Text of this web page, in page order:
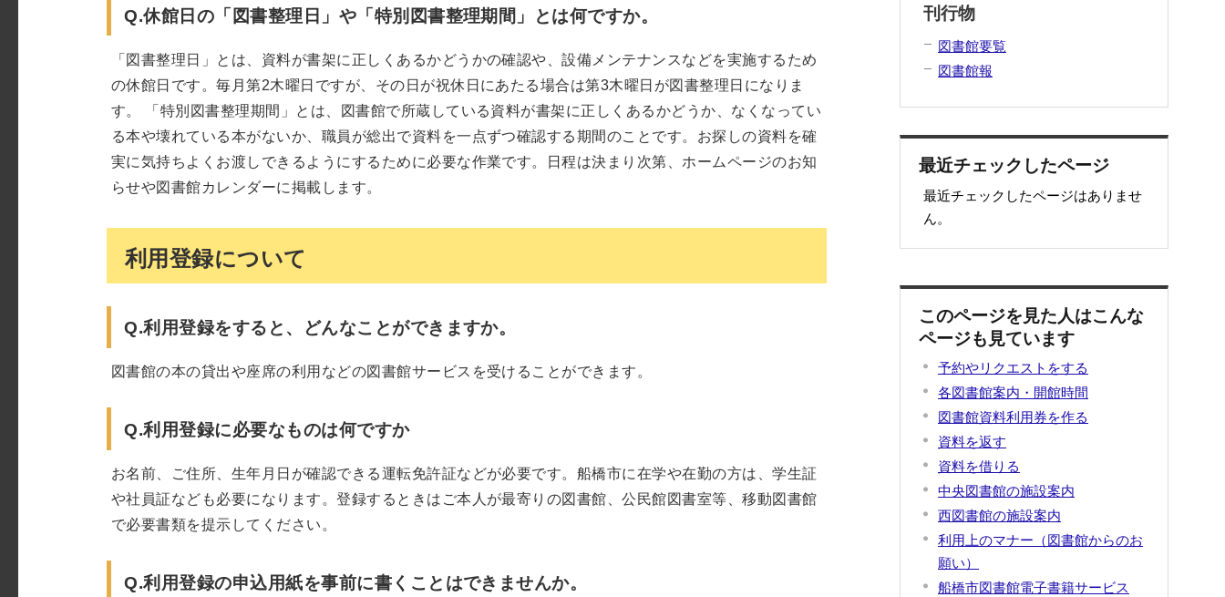
Q.休館日の「図書整理日」や「特別図書整理期間」とは何ですか。
「図書整理日」とは、資料が書架に正しくあるかどうかの確認や、設備メンテナンスなどを実施するため
の休館日です。毎月第2木曜日ですが、その日が祝休日にあたる場合は第3木曜日が図書整理日になりま
す。 「特別図書整理期間」とは、図書館で所蔵している資料が書架に正しくあるかどうか、なくなってい
る本や壊れている本がないか、職員が総出で資料を一点ずつ確認する期間のことです。お探しの資料を確
実に気持ちよくお渡しできるようにするために必要な作業です。日程は決まり次第、ホームページのお知
らせや図書館カレンダーに掲載します。
利用登録について
Q.利用登録をすると、どんなことができますか。
図書館の本の貸出や座席の利用などの図書館サービスを受けることができます。
Q.利用登録に必要なものは何ですか
お名前、ご住所、生年月日が確認できる運転免許証などが必要です。船橋市に在学や在勤の方は、学生証
や社員証なども必要になります。登録するときはご本人が最寄りの図書館、公民館図書室等、移動図書館
で必要書類を提示してください。
Q.利用登録の申込用紙を事前に書くことはできませんか。
刊行物
図書館要覧
図書館報
最近チェックしたページ
最近チェックしたページはありませ
ん。
このページを見た人はこんな
ページも見ています
予約やリクエストをする
各図書館案内・開館時間
図書館資料利用券を作る
資料を返す
資料を借りる
中央図書館の施設案内
西図書館の施設案内
利用上のマナー（図書館からのお
願い）
船橋市図書館電子書籍サービス